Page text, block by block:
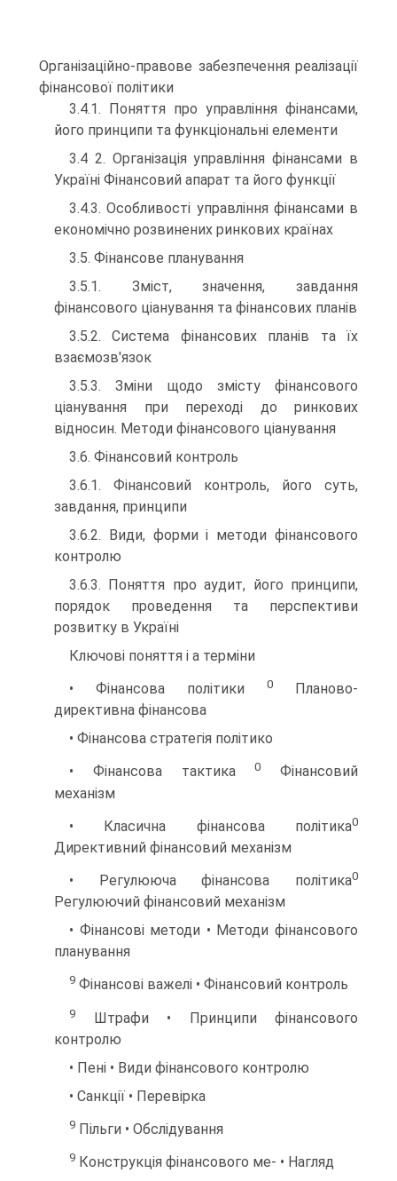
Організаційно-правове забезпечення реалізації
фінансової політики
3.4.1. Поняття про управління фінансами,
його принципи та функціональні елементи
3.4 2. Організація управління фінансами в
Україні Фінансовий апарат та його функції
3.4.3. Особливості управління фінансами в
економічно розвинених ринкових країнах
3.5. Фінансове планування
3.5.1. Зміст, значення, завдання
фінансового ціанування та фінансових планів
3.5.2. Система фінансових планів та їх
взаємозв'язок
3.5.3. Зміни щодо змісту фінансового
ціанування при переході до ринкових
відносин. Методи фінансового ціанування
3.6. Фінансовий контроль
3.6.1. Фінансовий контроль, його суть,
завдання, принципи
3.6.2. Види, форми і методи фінансового
контролю
3.6.3. Поняття про аудит, його принципи,
порядок проведення та перспективи
розвитку в Україні
Ключові поняття і а терміни
• Фінансова політики
0
Планово-
директивна фінансова
• Фінансова стратегія політико
• Фінансова тактика0
Фінансовий
механізм
• Класична фінансова політика0
Директивний фінансовий механізм
• Регулююча фінансова політика0
Регулюючий фінансовий механізм
• Фінансові методи • Методи фінансового
планування
9 Фінансові важелі • Фінансовий контроль
9
Штрафи • Принципи фінансового
контролю
• Пені • Види фінансового контролю
• Санкції • Перевірка
9 Пільги • Обслідування
9 Конструкція фінансового ме- • Нагляд